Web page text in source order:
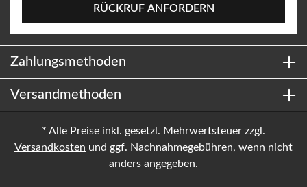
RÜCKRUF ANFORDERN
Zahlungsmethoden
Versandmethoden
* Alle Preise inkl. gesetzl. Mehrwertsteuer zzgl.
Versandkosten und ggf. Nachnahmegebühren, wenn nicht
anders angegeben.